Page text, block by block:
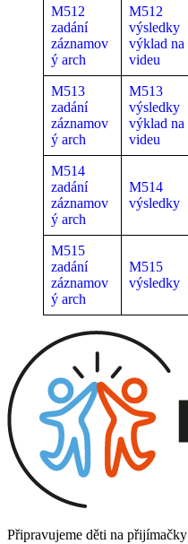
M512
zadání
záznamov
ý arch
M512
výsledky
výklad na
videu
M513
zadání
záznamov
ý arch
M513
výsledky
výklad na
videu
M514
zadání
záznamov
ý arch
M514
výsledky
M515
zadání
záznamov
ý arch
M515
výsledky
Připravujeme děti na přijímačky